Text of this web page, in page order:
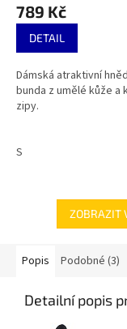
789 Kč
DETAIL
Dámská atraktivní
bunda z umělé kůže a
zipy.
S
ZOBRAZIT
Popis Podobné (3)
Detailní popis